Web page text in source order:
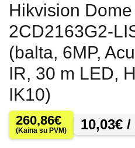
Hikvision
2CD2163G2-
(balta, 6MP,
IR, 30 m LED,
IK10)
260,86€
(Kaina su PVM) 10,03€ /